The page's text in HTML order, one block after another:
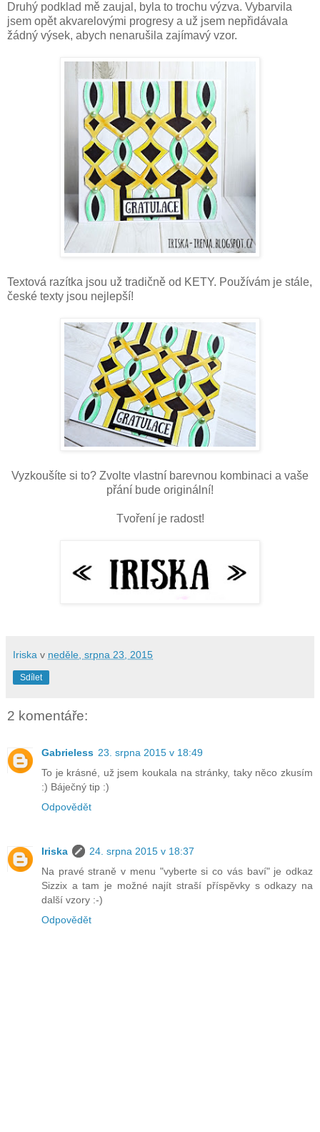
Druhý podklad mě zaujal, byla to trochu výzva. Vybarvila
jsem opět akvarelovými progresy a už jsem nepřidávala
žádný výsek, abych nenarušila zajímavý vzor.
Textová razítka jsou už tradičně od KETY. Používám je stále,
české texty jsou nejlepší!
Vyzkoušíte si to? Zvolte vlastní barevnou kombinaci a vaše
přání bude originální!
Tvoření je radost!
Iriska v neděle, srpna 23, 2015
Sdílet
2 komentáře:
Gabrieless 23. srpna 2015 v 18:49
To je krásné, už jsem koukala na stránky, taky něco zkusím
:) Báječný tip :)
Odpovědět
Iriska
24. srpna 2015 v 18:37
Na pravé straně v menu "vyberte si co vás baví" je odkaz
Sizzix a tam je možné najít straší příspěvky s odkazy na
další vzory :-)
Odpovědět